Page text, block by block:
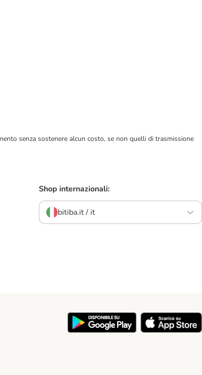
senza sostenere alcun costo, se non quelli di trasmissione
Shop internazionali:
bitiba.it / it